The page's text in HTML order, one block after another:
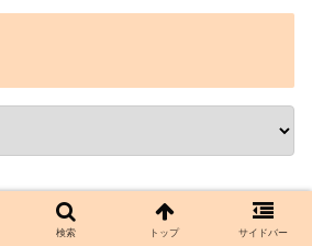
検索 トップ サイドバー